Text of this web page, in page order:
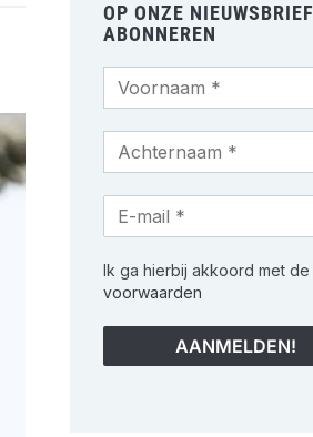
OP ONZE NIEUWSBRIEF
ABONNEREN
Ik ga hierbij akkoord met de
voorwaarden